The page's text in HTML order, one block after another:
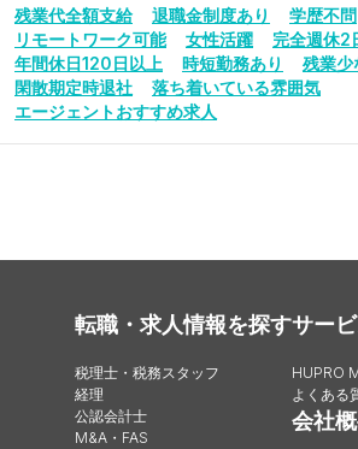
残業代全額支給 退職金制度あり 学歴不問
リモートワーク可能
女性活躍
完全週休2
年間休日120日以上
時短勤務あり 残業少
閑散期定時退社
落ち着いている雰囲気
エージェントおすすめ求人
転職・求人情報を探す
税理士・税務スタッフ
経理
公認会計士
M&A・FAS
サー
HUPRO
よくある
会社